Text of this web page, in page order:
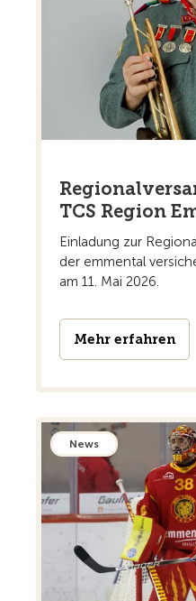
TCS Region
Einladung zur
der emmental
am 11. Mai 2026.
Mehr erfahren
News